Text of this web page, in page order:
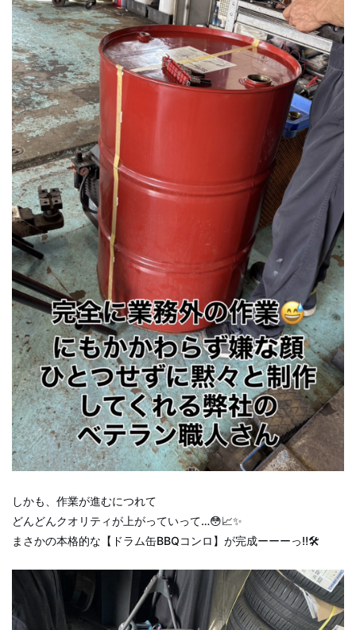
しかも、作業が進むにつれて
どんどんクオリティが上がっていって…😳📈✨
まさかの本格的な【ドラム缶BBQコンロ】が完成ーーーっ‼️🛠️